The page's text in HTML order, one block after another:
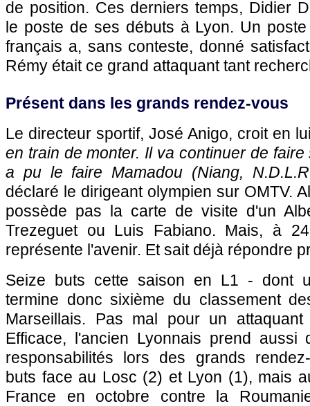
de position. Ces derniers temps, Didier
le poste de ses débuts à Lyon. Un
français a, sans conteste, donné
Rémy était ce grand attaquant tant
Présent dans les grands rendez-vous
Le directeur sportif, José Anigo, croit en
en train de monter. Il va continuer de
a pu le faire Mamadou (Niang,
déclaré le dirigeant olympien sur OMTV.
possède pas la carte de visite d'un
Trezeguet ou Luis Fabiano. Mais, à
représente l'avenir. Et sait déjà répondre
Seize buts cette saison en L1 - dont
termine donc sixième du classement
Marseillais. Pas mal pour un
Efficace, l'ancien Lyonnais prend aussi
responsabilités lors des grands
buts face au Losc (2) et Lyon (1), mais
France en octobre contre la